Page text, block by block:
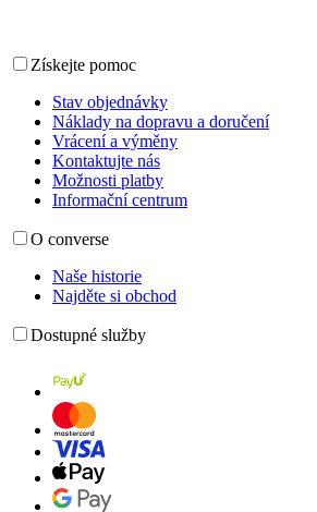
Získejte pomoc
Stav objednávky
Náklady na dopravu a doručení
Vrácení a výměny
Kontaktujte nás
Možnosti platby
Informační centrum
O converse
Naše historie
Najděte si obchod
Dostupné služby